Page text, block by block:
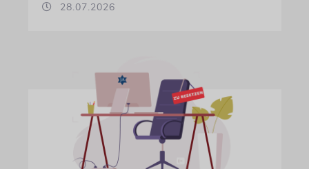
28.07.2026